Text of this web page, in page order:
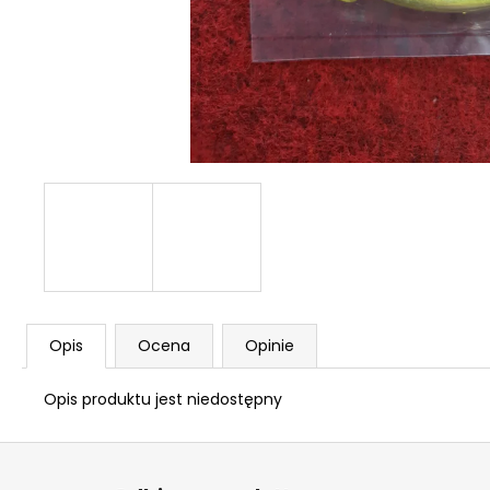
Opis Ocena Opinie
Opis produktu jest niedostępny
NABOJE HUKOWE FIOCCHI 8MM
S